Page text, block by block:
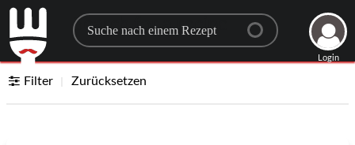
Search for a recipe
Login
Filter Zurücksetzen